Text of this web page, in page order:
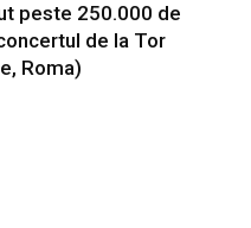
peste 250.000 de
de la Tor
Roma)